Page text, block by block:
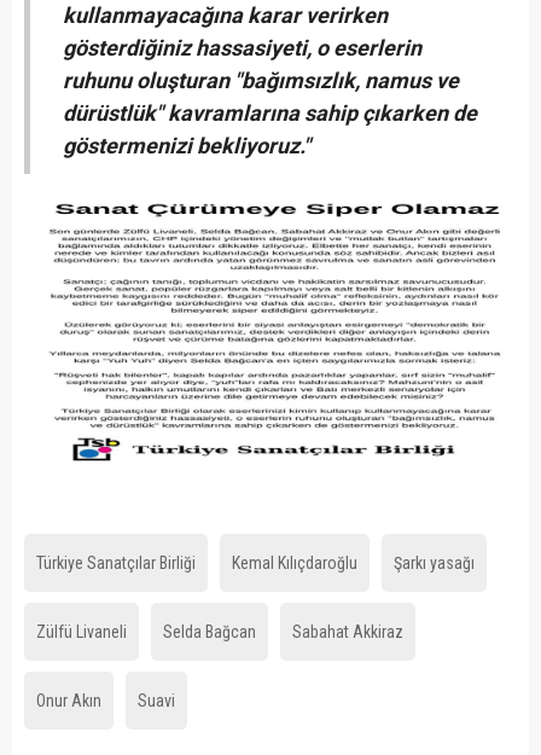
kullanmayacağına karar verirken
gösterdiğiniz hassasiyeti, o eserlerin
ruhunu oluşturan "bağımsızlık, namus ve
dürüstlük" kavramlarına sahip çıkarken de
göstermenizi bekliyoruz."
Türkiye Sanatçılar Birliği Kemal Kılıçdaroğlu Şarkı yasağı
Zülfü Livaneli Selda Bağcan Sabahat Akkiraz
Onur Akın Suavi